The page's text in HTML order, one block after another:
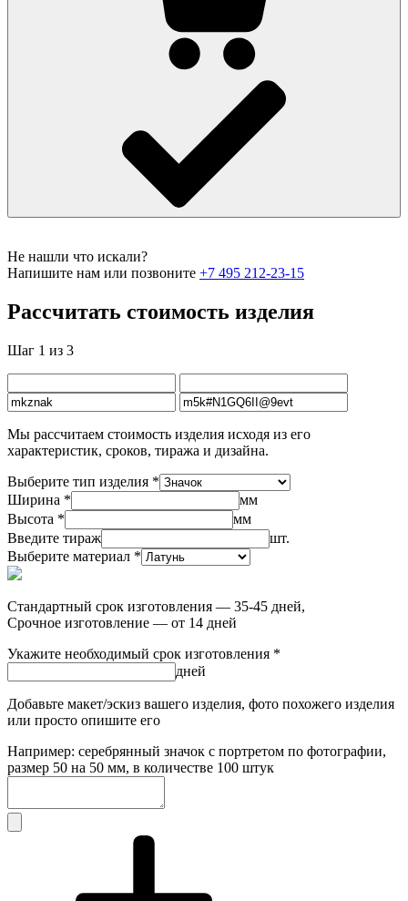
Не нашли что искали?
Напишите нам или позвоните +7 495 212-23-15
Рассчитать стоимость изделия
Шаг 1 из 3
Мы рассчитаем стоимость изделия исходя из его
характеристик, сроков, тиража и дизайна.
Выберите тип изделия *
Ширина *
мм
Высота *
мм
Введите тираж
шт.
Выберите материал *
Стандартный срок изготовления — 35-45 дней,
Срочное изготовление — от 14 дней
Укажите необходимый срок изготовления *
дней
Добавьте макет/эскиз вашего изделия, фото похожего изделия
или просто опишите его
Например: серебрянный значок с портретом по фотографии,
размер 50 на 50 мм, в количестве 100 штук